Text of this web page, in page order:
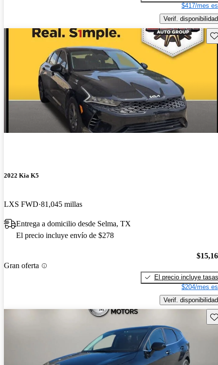
$417/mes
Verif. disponibilidad
2022 Kia K5
LXS FWD 81,045 millas
Entrega a domicilio desde Selma, TX
El precio incluye envío de $278
Gran oferta
El precio incluye tasas
$204/mes
Verif. disponibilidad